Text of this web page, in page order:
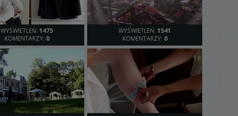
WYŚWIETLEŃ: 1475
KOMENTARZY: 0
WYŚWIETLEŃ: 1541
KOMENTARZY: 0